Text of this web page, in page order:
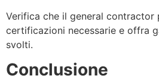
Verifica che il general contractor
certificazioni necessarie e offra
svolti.
Conclusione